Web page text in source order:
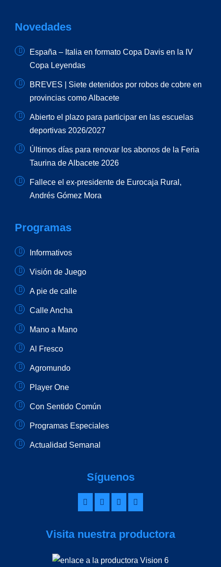
Novedades
España – Italia en formato Copa Davis en la IV
Copa Leyendas
BREVES | Siete detenidos por robos de cobre en
provincias como Albacete
Abierto el plazo para participar en las escuelas
deportivas 2026/2027
Últimos días para renovar los abonos de la Feria
Taurina de Albacete 2026
Fallece el ex-presidente de Eurocaja Rural,
Andrés Gómez Mora
Programas
Informativos
Visión de Juego
A pie de calle
Calle Ancha
Mano a Mano
Al Fresco
Agromundo
Player One
Con Sentido Común
Programas Especiales
Actualidad Semanal
Síguenos
Visita nuestra productora